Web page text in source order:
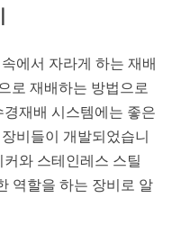
에서 자라게 하는 재배
로 재배하는 방법으로
재배 시스템에는 좋은
비들이 개발되었습니
와 스테인레스 스틸
역할을 하는 장비로 알